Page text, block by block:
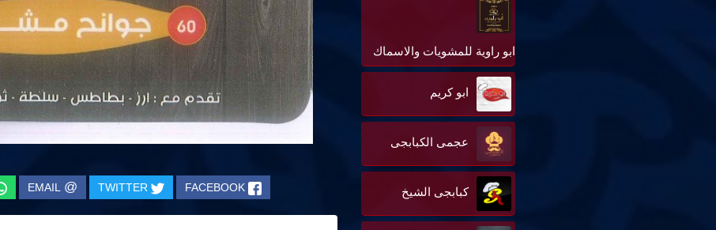
ابو راوية للمشويات والاسماك
ابو كريم
عجمى الكبابجى
كبابجى الشيخ FACEBOOK
TWITTER
@
EMAIL